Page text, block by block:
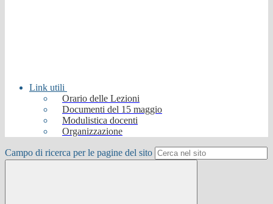
Link utili
Orario delle Lezioni
Documenti del 15 maggio
Modulistica docenti
Organizzazione
Campo di ricerca per le pagine del sito